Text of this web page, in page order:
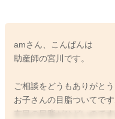
amさん、こんばんは
助産師の宮川です。
ご相談をどうもありがとう
お子さんの目脂ついてです
右目の目脂がひどいのです